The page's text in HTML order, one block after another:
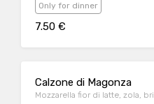
Only for dinner
7.50 €
Calzone di Magonza
Mozzarella fior di latte, zola,